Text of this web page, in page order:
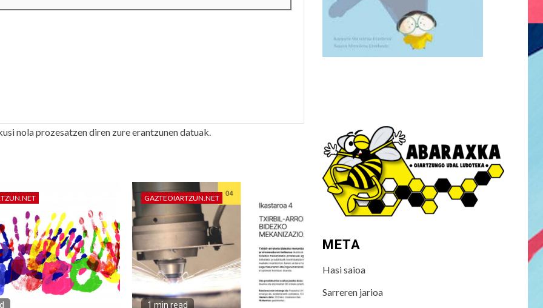
nola prozesatzen diren zure erantzunen datuak.
GAZTEOIARTZUN.NET
1 min read
META
Hasi saioa
Sarreren jarioa